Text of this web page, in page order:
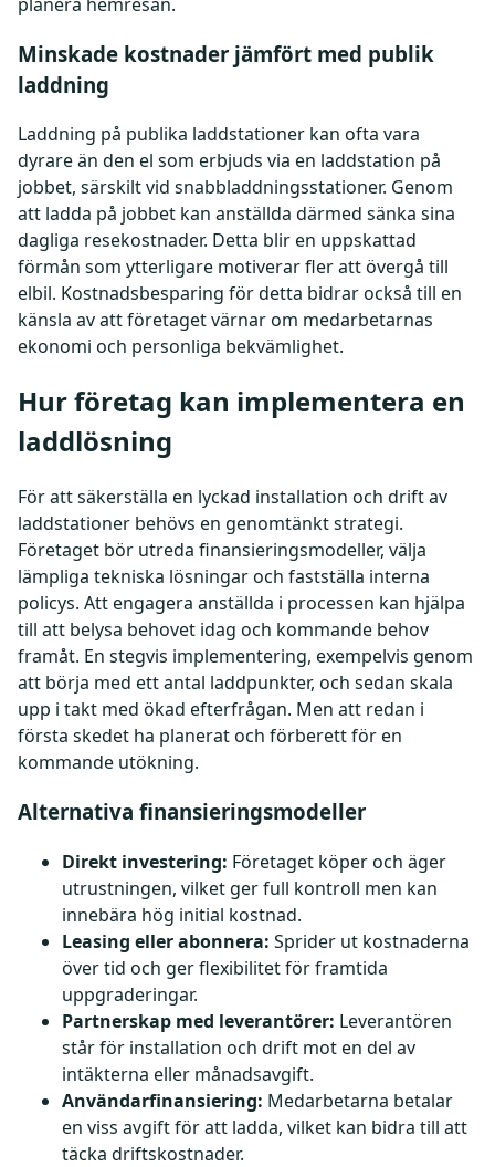
Minskade kostnader jämfört med publik
laddning
Laddning på publika laddstationer kan ofta vara
dyrare än den el som erbjuds via en laddstation på
jobbet, särskilt vid snabbladdningsstationer. Genom
att ladda på jobbet kan anställda därmed sänka sina
dagliga resekostnader. Detta blir en uppskattad
förmån som ytterligare motiverar fler att övergå till
elbil. Kostnadsbesparing för detta bidrar också till en
känsla av att företaget värnar om medarbetarnas
ekonomi och personliga bekvämlighet.
Hur företag kan implementera en
laddlösning
För att säkerställa en lyckad installation och drift av
laddstationer behövs en genomtänkt strategi.
Företaget bör utreda finansieringsmodeller, välja
lämpliga tekniska lösningar och fastställa interna
policys. Att engagera anställda i processen kan hjälpa
till att belysa behovet idag och kommande behov
framåt. En stegvis implementering, exempelvis genom
att börja med ett antal laddpunkter, och sedan skala
upp i takt med ökad efterfrågan. Men att redan i
första skedet ha planerat och förberett för en
kommande utökning.
Alternativa finansieringsmodeller
Direkt investering: Företaget köper och äger
utrustningen, vilket ger full kontroll men kan
innebära hög initial kostnad.
Leasing eller abonnera: Sprider ut kostnaderna
över tid och ger flexibilitet för framtida
uppgraderingar.
Partnerskap med leverantörer: Leverantören
står för installation och drift mot en del av
intäkterna eller månadsavgift.
Användarfinansiering: Medarbetarna betalar
en viss avgift för att ladda, vilket kan bidra till att
täcka driftskostnader.